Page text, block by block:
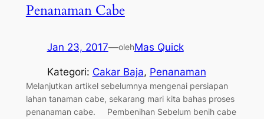
Penanaman Cabe
Jan 23, 2017—olehMas Quick
Kategori: Cakar Baja, Penanaman
Melanjutkan artikel sebelumnya mengenai persiapan
lahan tanaman cabe, sekarang mari kita bahas proses
penanaman cabe. Pembenihan Sebelum benih cabe